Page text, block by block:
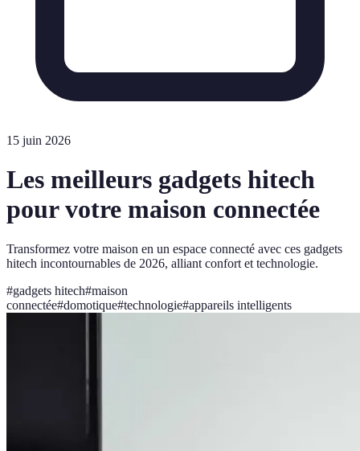
15 juin 2026
Les meilleurs gadgets hitech
pour votre maison connectée
Transformez votre maison en un espace connecté avec ces gadgets
hitech incontournables de 2026, alliant confort et technologie.
#gadgets hitech#maison
connectée#domotique#technologie#appareils intelligents